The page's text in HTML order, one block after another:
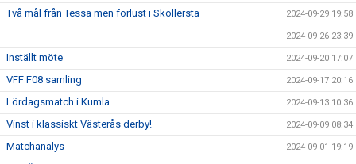
Två mål från Tessa men förlust i Sköllersta 2024-09-29 19:58
2024-09-26 23:39
Inställt möte 2024-09-20 17:07
VFF F08 samling 2024-09-17 20:16
Lördagsmatch i Kumla 2024-09-13 10:36
Vinst i klassiskt Västerås derby! 2024-09-09 08:34
Matchanalys 2024-09-01 19:19